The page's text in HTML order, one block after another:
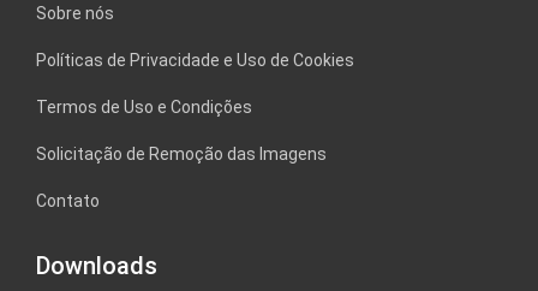
Sobre nós
Políticas de Privacidade e Uso de Cookies
Termos de Uso e Condições
Solicitação de Remoção das Imagens
Contato
Downloads